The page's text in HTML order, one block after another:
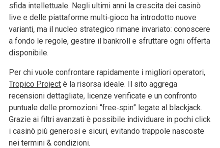
sfida intellettuale. Negli ultimi anni la crescita dei casinò
live e delle piattaforme multi‑gioco ha introdotto nuove
varianti, ma il nucleo strategico rimane invariato: conoscere
a fondo le regole, gestire il bankroll e sfruttare ogni offerta
disponibile.
Per chi vuole confrontare rapidamente i migliori operatori,
Tropico Project è la risorsa ideale. Il sito aggrega
recensioni dettagliate, licenze verificate e un confronto
puntuale delle promozioni “free‑spin” legate al blackjack.
Grazie ai filtri avanzati è possibile individuare in pochi click
i casinò più generosi e sicuri, evitando trappole nascoste
nei termini & condizioni.